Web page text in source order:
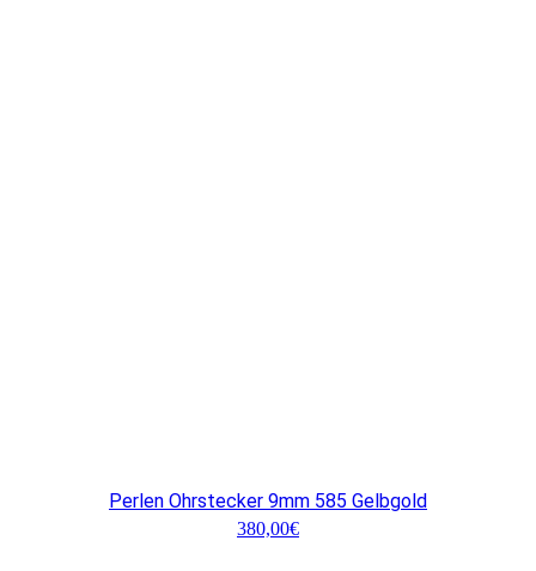
Perlen Ohrstecker 9mm 585 Gelbgold
380,00€